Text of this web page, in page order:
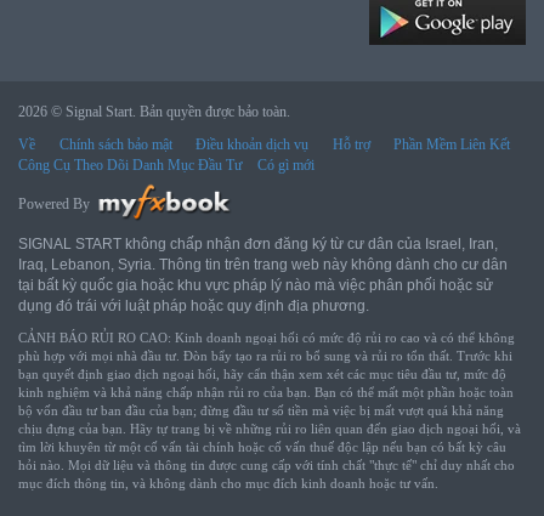
2026 © Signal Start. Bản quyền được bảo toàn.
Về
Chính sách bảo mật Điều khoản dịch vụ Hỗ trợ
Phần Mềm Liên Kết
Công Cụ Theo Dõi Danh Mục Đầu Tư
Có gì mới
Powered By
SIGNAL START không chấp nhận đơn đăng ký từ cư dân của Israel, Iran,
Iraq, Lebanon, Syria. Thông tin trên trang web này không dành cho cư dân
tại bất kỳ quốc gia hoặc khu vực pháp lý nào mà việc phân phối hoặc sử
dụng đó trái với luật pháp hoặc quy định địa phương.
CẢNH BÁO RỦI RO CAO: Kinh doanh ngoại hối có mức độ rủi ro cao và có thể không
phù hợp với mọi nhà đầu tư. Đòn bẩy tạo ra rủi ro bổ sung và rủi ro tổn thất. Trước khi
bạn quyết định giao dịch ngoại hối, hãy cẩn thận xem xét các mục tiêu đầu tư, mức độ
kinh nghiệm và khả năng chấp nhận rủi ro của bạn. Bạn có thể mất một phần hoặc toàn
bộ vốn đầu tư ban đầu của bạn; đừng đầu tư số tiền mà việc bị mất vượt quá khả năng
chịu đựng của bạn. Hãy tự trang bị về những rủi ro liên quan đến giao dịch ngoại hối, và
tìm lời khuyên từ một cố vấn tài chính hoặc cố vấn thuế độc lập nếu bạn có bất kỳ câu
hỏi nào. Mọi dữ liệu và thông tin được cung cấp với tính chất "thực tế" chỉ duy nhất cho
mục đích thông tin, và không dành cho mục đích kinh doanh hoặc tư vấn.